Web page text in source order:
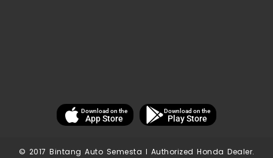
Download on the
App Store
Download on the
Play Store
© 2017 Bintang Auto Semesta I Authorized Honda Dealer.